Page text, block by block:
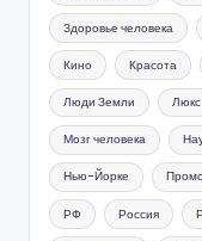
Здоровье человека
Кино Красота
Люди Земли Люкс
Мозг человека
Нью-Йорке
РФ Россия